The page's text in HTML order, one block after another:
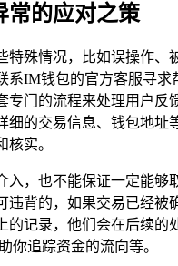
常的应对之策
特殊情况，比如误操作、
系IM钱包的官方客服寻求
专门的流程来处理用户反
细的交易信息、钱包地址
核实。
入，也不能保证一定能够
违背的，如果交易已经被
的记录，他们会在后续的
你追踪资金的流向等。